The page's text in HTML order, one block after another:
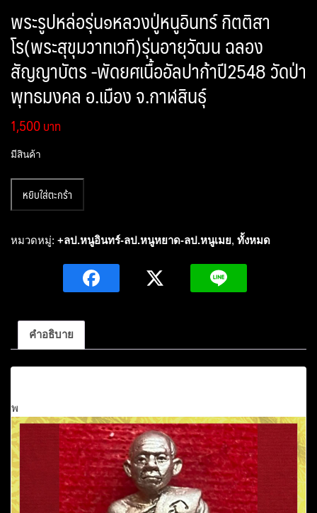
พระรูปหล่อรุ่น๑หลวงปู่หนูอินทร์ กิตติสา
โร(พระสุขุมวาทเวที)รุ่นอายุวัฒน ฉลอง
สัญญาบัตร -พัดยศเนื้ออัลปาก้าปี2548 วัดป่า
พุทธมงคล อ.เมือง จ.กาฬสินธุ์
1,500
มีสินค้า
พระรูป
รุ่น๑หลวง
สาโร(พระ
สุขุม
เวที)รุ่น
วัฒน
ฉลอง
สัญญา
บัตร
-พัด
ยศ
เนื้อ
หยิบใส่ตะกร้า
หมวดหมู่: +ลป.หนูอินทร์-ลป.หนูหยาด-ลป.หนูเมย, ทั้งหมด
คำอธิบาย
พ